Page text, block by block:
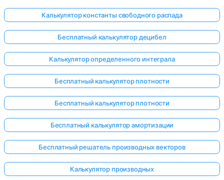
Войдите
Калькулятор константы свободного распада
Бесплатный калькулятор децибел
Калькулятор определенного интеграла
Бесплатный калькулятор плотности
Бесплатный калькулятор плотности
Бесплатный калькулятор амортизации
Бесплатный решатель производных векторов
Калькулятор производных